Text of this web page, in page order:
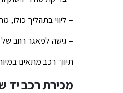
– ליווי בתהליך
– גישה למאגר רחב של
תיווך רכב מתאים
מכירת רכב יד